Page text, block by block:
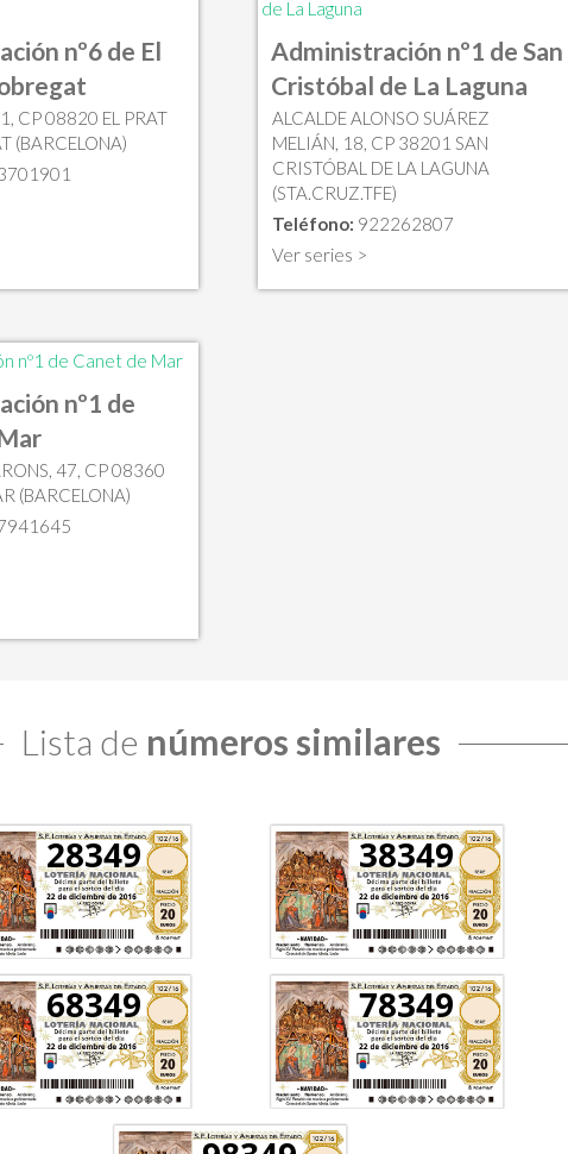
nº6 de El
CP 08820 EL PRAT
(BARCELONA)
Administración nº1 de San
Cristóbal de La Laguna
ALCALDE ALONSO SUÁREZ
MELIÁN, 18, CP 38201 SAN
CRISTÓBAL DE LA LAGUNA
(STA.CRUZ.TFE)
Teléfono: 922262807
Ver series >
nº1 de
47, CP 08360
(BARCELONA)
Lista de números similares
28349 38349
68349 78349